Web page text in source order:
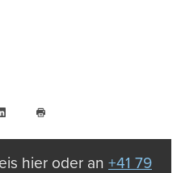
LinkedIn
drucken
hier oder an +41 79